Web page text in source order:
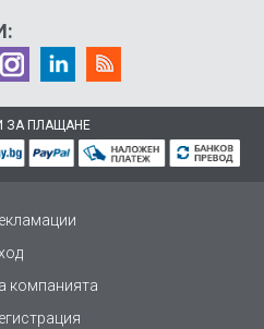
ЗА ПЛАЩАНЕ
компанията